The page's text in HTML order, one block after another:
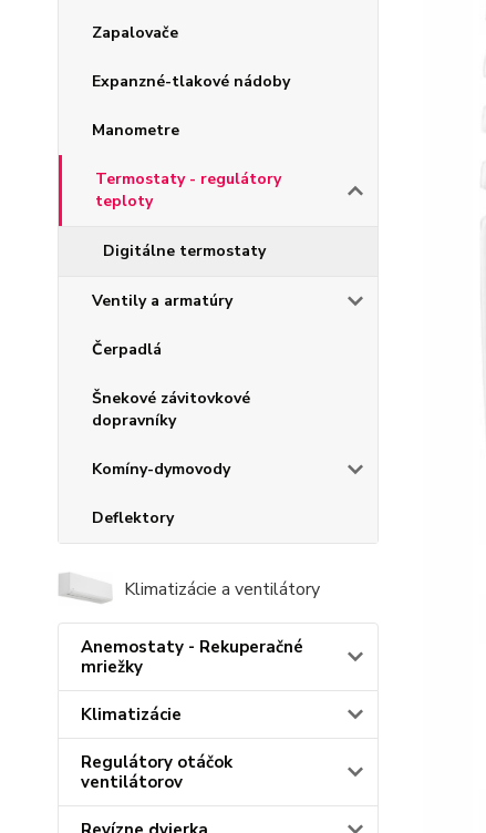
Zapalovače
Expanzné-tlakové nádoby
Manometre
Termostaty - regulátory
teploty
Digitálne termostaty
Ventily a armatúry
Čerpadlá
Šnekové závitovkové
dopravníky
Komíny-dymovody
Deflektory
Klimatizácie a ventilátory
Anemostaty - Rekuperačné
mriežky
Klimatizácie
Regulátory otáčok
ventilátorov